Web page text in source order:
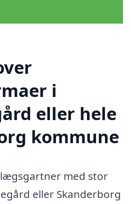
i
eller hele
kommune
med stor
eller Skanderborg